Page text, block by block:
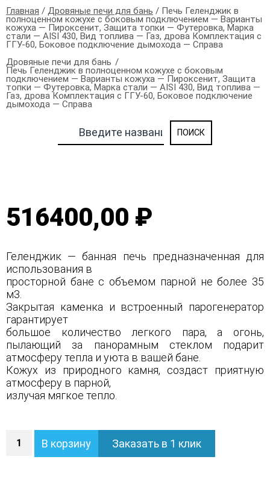
Главная / Дровяные печи для бань / Печь Геленджик в
полноценном кожухе с боковым подключением — Варианты
кожуха — Пироксенит, Защита топки — Футеровка, Марка
стали — AISI 430, Вид топлива — Газ, дрова Комплектация с
ГГУ-60, Боковое подключение дымохода — Справа
Дровяные печи для бань
Печь Геленджик в полноценном кожухе с боковым
подключением — Варианты кожуха — Пироксенит, Защита
топки — Футеровка, Марка стали — AISI 430, Вид топлива —
Газ, дрова Комплектация с ГГУ-60, Боковое подключение
дымохода — Справа
516400,00 ₽
Геленджик — банная печь предназначенная для
использования в
просторной бане с объемом парной не более 35
м3.
Закрытая каменка и встроенный парогенератор
гарантирует
большое количество легкого пара, а огонь,
пылающий за панорамным стеклом подарит
атмосферу тепла и уюта в вашей бане.
Кожух из природного камня, создаст приятную
атмосферу в парной,
излучая мягкое тепло.
Печь
Геленджик
В корзину Заказать в 1 клик